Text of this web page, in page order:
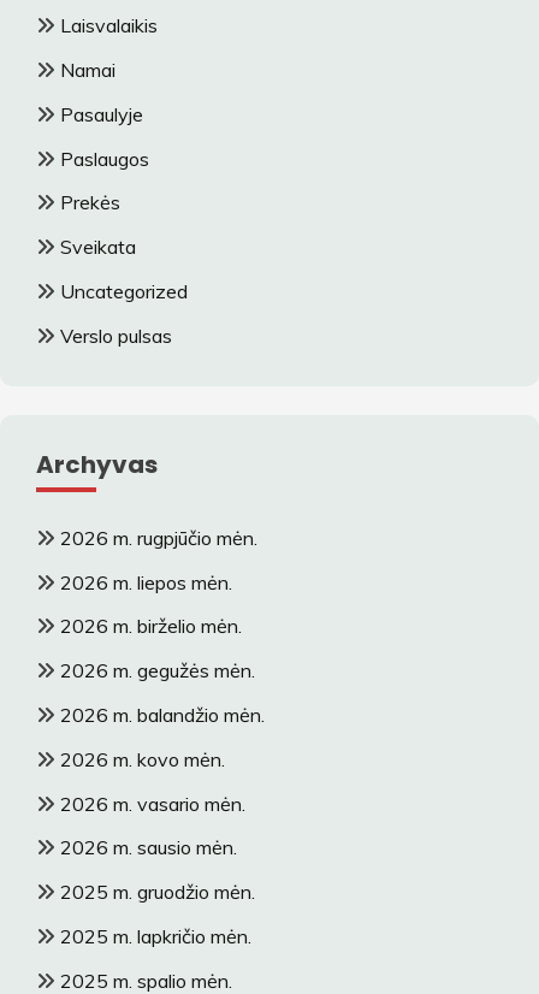
Laisvalaikis
Namai
Pasaulyje
Paslaugos
Prekės
Sveikata
Uncategorized
Verslo pulsas
Archyvas
2026 m. rugpjūčio mėn.
2026 m. liepos mėn.
2026 m. birželio mėn.
2026 m. gegužės mėn.
2026 m. balandžio mėn.
2026 m. kovo mėn.
2026 m. vasario mėn.
2026 m. sausio mėn.
2025 m. gruodžio mėn.
2025 m. lapkričio mėn.
2025 m. spalio mėn.